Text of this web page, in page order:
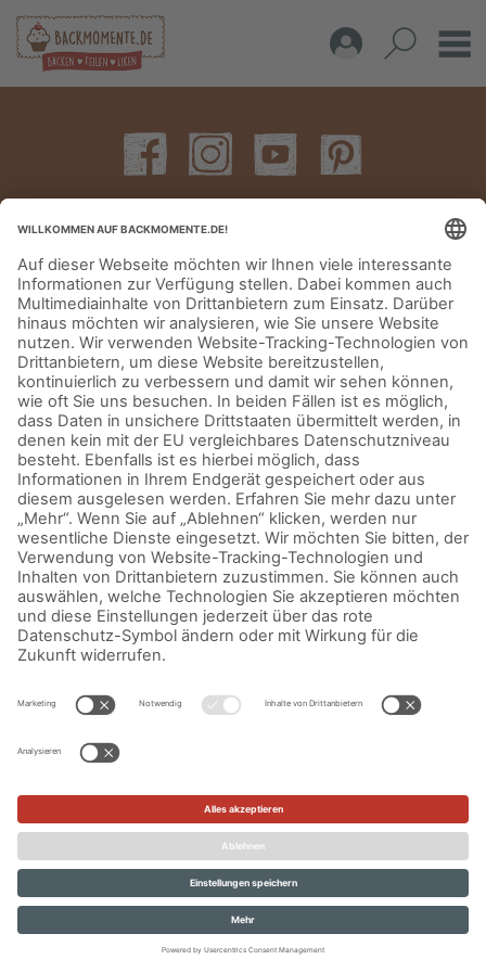
IMPRESSUM DATENSCHUTZERKLÄRUNG AGB KONTAKT
© Aurora Mühlen GmbH - Trettaustraße 49 – D-21107 Hamburg